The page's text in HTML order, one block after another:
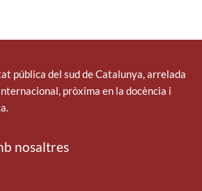
pública del sud de Catalunya, arrelada
pròxima en la docència i
nosaltres